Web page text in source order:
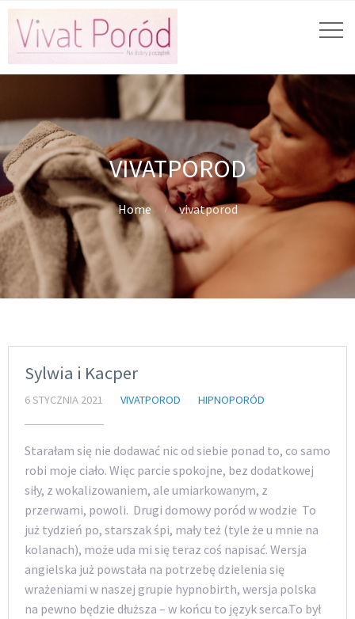
VIVATPOROD
Home vivatporod
Sylwia i Kacper
6 STYCZNIA 2021 VIVATPOROD HIPNOPORÓD
Starałam się nie dodawać nic od siebie ponad to, co samo
robi moje ciało. Więc parcie spokojne, bez dodatkowej
siły, z wokalizowaniem, ale umiarkowanym, z
przerwami, powoli. Drugi domowy poród w wodzie To
już tydzień po, starszak śpi, mały też (tyle że u mnie na
kolanach), może uda mi się teraz coś napisać. Wersja
angielska już powstała na potrzebę dzielenia się
wrażeniami w naszej grupie hypnobirth, wersja polska
na pewno będzie dłuższa – w końcu to język serca.To był